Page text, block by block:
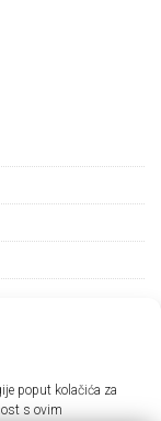
poput kolačića za
s ovim